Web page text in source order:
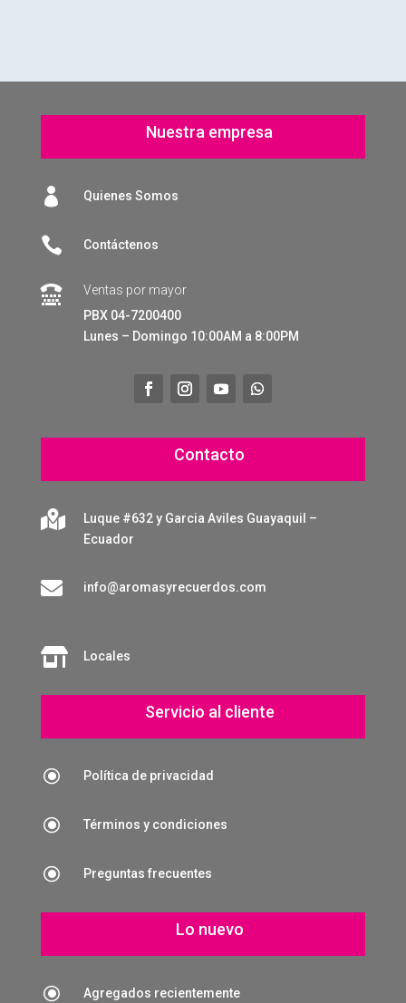
Nuestra empresa
 Quienes Somos
 Contáctenos

Ventas por mayor
PBX 04-7200400
Lunes – Domingo 10:00AM a 8:00PM
Contacto

Luque #632 y Garcia Aviles Guayaquil –
Ecuador
 info@aromasyrecuerdos.com
 Locales
Servicio al cliente
\ Política de privacidad
\ Términos y condiciones
\ Preguntas frecuentes
Lo nuevo
\ Agregados recientemente